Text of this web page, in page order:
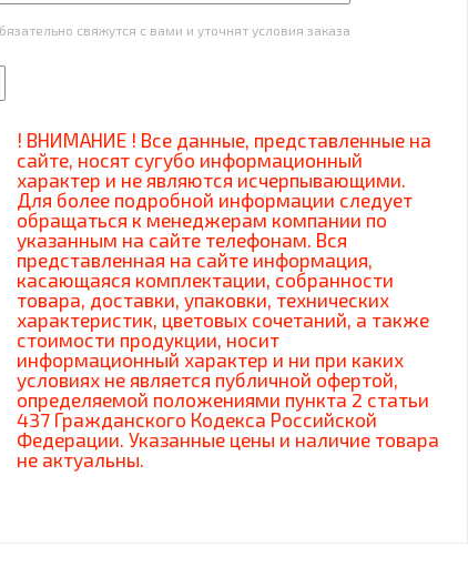
свяжутся с вами и уточнят условия заказа
! ВНИМАНИЕ ! Все данные, представленные на
сайте, носят сугубо информационный
характер и не являются исчерпывающими.
Для более подробной информации следует
обращаться к менеджерам компании по
указанным на сайте телефонам. Вся
представленная на сайте информация,
касающаяся комплектации, собранности
товара, доставки, упаковки, технических
характеристик, цветовых сочетаний, а также
стоимости продукции, носит
информационный характер и ни при каких
условиях не является публичной офертой,
определяемой положениями пункта 2 статьи
437 Гражданского Кодекса Российской
Федерации. Указанные цены и наличие товара
не актуальны.